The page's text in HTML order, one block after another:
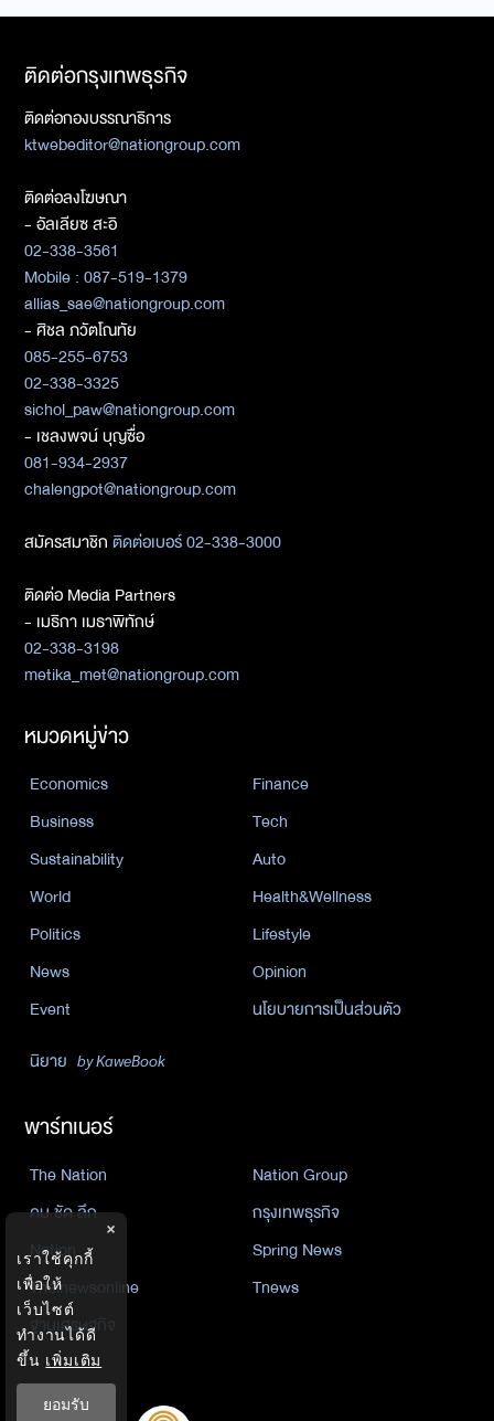
ติดต่อกรุงเทพธุรกิจ
ติดต่อกองบรรณาธิการ
ktwebeditor@nationgroup.com
ติดต่อลงโฆษณา
- อัลเลียซ สะอิ
02-338-3561
Mobile : 087-519-1379
allias_sae@nationgroup.com
- ศิชล ภวัตโณทัย
085-255-6753
02-338-3325
sichol_paw@nationgroup.com
- เชลงพจน์ บุญซื่อ
081-934-2937
chalengpot@nationgroup.com
สมัครสมาชิกติดต่อเบอร์ 02-338-3000
ติดต่อ Media Partners
- เมธิกา เมธาพิทักษ์
02-338-3198
metika_met@nationgroup.com
หมวดหมู่ข่าว
Economics
Finance
Business
Tech
Sustainability
Auto
World
Health&Wellness
Politics
Lifestyle
News
Opinion
Event
นโยบายการเป็นส่วนตัว
นิยาย by KaweBook
พาร์ทเนอร์
The Nation
Nation Group
คม ชัด ลึก
กรุงเทพธุรกิจ
Nation
Spring News
Thainewsonline
Tnews
ฐานเศรษฐกิจ
×
เราใช้คุกกี้
เพื่อให้
เว็บไซต์
ทำงานได้ดี
ขึ้น เพิ่มเติม
ยอมรับ